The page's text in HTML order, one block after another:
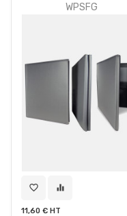
WPSFG
favorite_border equalizer
11,60 € HT